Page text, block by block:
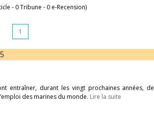
- 0 Tribune - 0 e-Recension)
1
entraîner, durant les vingt prochaines années, de
des marines du monde. Lire la suite